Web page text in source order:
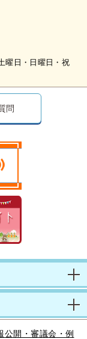
曜日・日曜日・祝
問
公開・審議会・例